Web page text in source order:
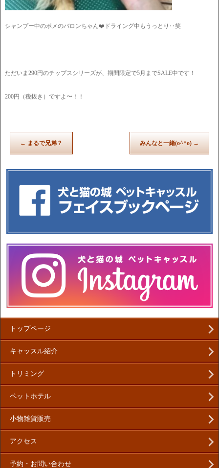
シャンプー中のポメのバロンちゃん❤️ドライング中もうっとり‥笑
ただいま290円のチップスシリーズが、期間限定で5月までSALE中です！
200円（税抜き）ですよ〜！！
← まるで兄弟？ みんなと一緒(o^^o) →
トップページ
キャッスル紹介
トリミング
ペットホテル
小物雑貨販売
アクセス
予約・お問い合わせ